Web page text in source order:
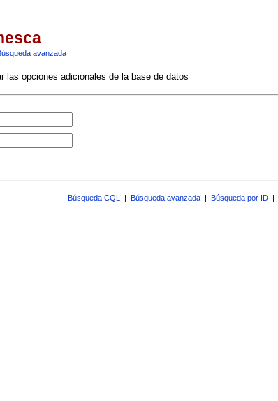
avanzada
las opciones adicionales de la base de datos
Búsqueda CQL | Búsqueda avanzada | Búsqueda por ID |